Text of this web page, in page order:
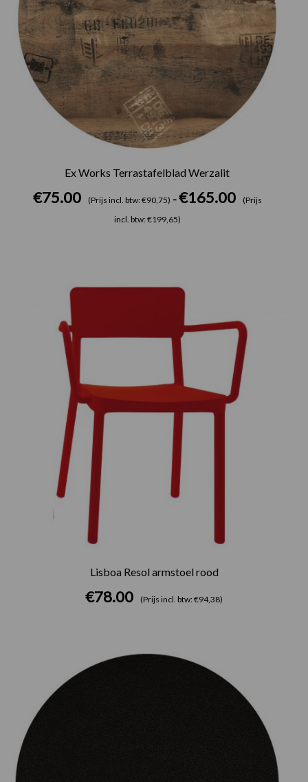
Ex Works Terrastafelblad Werzalit
€75.00 (Prijs incl. btw: €90,75) - €165.00
(Prijs
incl. btw: €199,65)
Lisboa Resol armstoel rood
€78.00 (Prijs incl. btw: €94,38)
Prijsklasse:
€75.00